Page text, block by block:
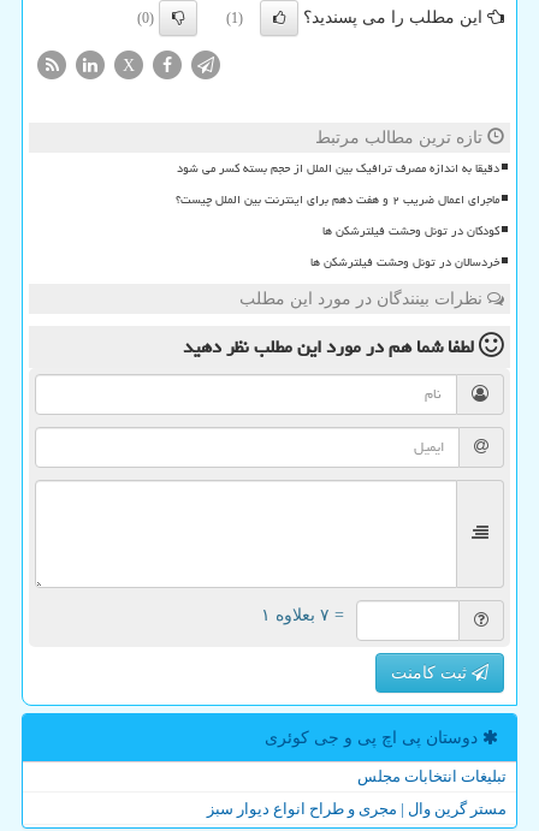
این مطلب را می پسندید؟ (1)
(0)
X
تازه ترین مطالب مرتبط
دقیقا به اندازه مصرف ترافیک بین الملل از حجم بسته کسر می شود
ماجرای اعمال ضریب ۲ و هفت دهم برای اینترنت بین الملل چیست؟
کودکان در تونل وحشت فیلترشکن ها
خردسالان در تونل وحشت فیلترشکن ها
نظرات بینندگان در مورد این مطلب
لطفا شما همدر مورد این مطلبنظر دهید
= ۷ بعلاوه ۱
ثبت کامنت
دوستان پی اچ پی و جی كوئری
تبلیغات انتخابات مجلس
مستر گرین وال | مجری و طراح انواع دیوار سبز